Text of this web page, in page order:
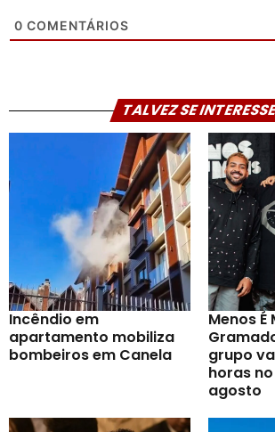
0 COMENTÁRIOS
TALVEZ SE
Incêndio em
apartamento mobiliza
bombeiros em Canela
Menos É
grupo
horas
agosto